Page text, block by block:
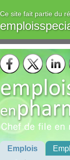
Ce site fait partie du
Emplois